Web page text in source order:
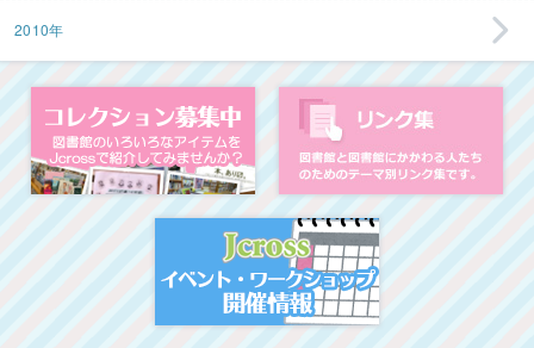
2010年
コレクション募集中
イベント・ワーク